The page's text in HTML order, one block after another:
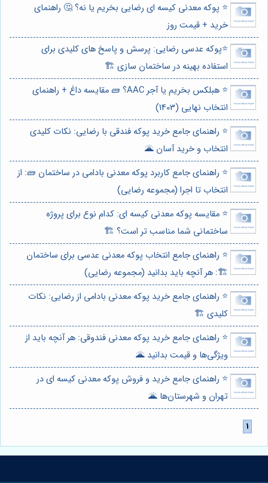
⭐️ پوکه معدنی کیسه ای رضایی بخریم یا نه؟ 🤔 راهنمای
خرید + قیمت روز
⭐️پوکه عدسی رضایی: پرسش و پاسخ های کلیدی برای
استفاده بهینه در ساختمان سازی 🏗️
⭐️ هبلکس بخریم یا آجر AAC؟ 🧱 مقایسه داغ + راهنمای
انتخاب نهایی (1403)
⭐️ راهنمای جامع خرید پوکه فندقی با رضایی: نکات کلیدی
انتخاب و خرید آسان 🌋
⭐️ راهنمای جامع کاربرد پوکه معدنی بادامی در ساختمان 🧱: از
انتخاب تا اجرا (مجموعه رضایی)
⭐️ مقایسه پوکه معدنی کیسه ای: کدام نوع برای پروژه
ساختمانی شما مناسب تر است؟ 🏗️
⭐️ راهنمای جامع انتخاب پوکه معدنی عدسی برای ساختمان
🏗️: هر آنچه باید بدانید (مجموعه رضایی)
⭐️ راهنمای جامع خرید پوکه معدنی بادامی از رضایی: نکات
کلیدی 🏗️
⭐️ راهنمای جامع خرید پوکه معدنی فندوقی: هر آنچه باید از
ویژگی‌ها و قیمت بدانید 🌋
⭐️ راهنمای جامع خرید و فروش پوکه معدنی کیسه ای در
تهران و شهرستان‌ها 🌋